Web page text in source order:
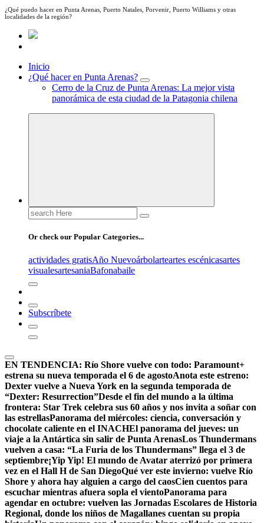
¿Qué puedo hacer en Punta Arenas, Puerto Natales, Porvenir, Puerto Williams y otras
localidades de la región?
Inicio
¿Qué hacer en Punta Arenas?
Cerro de la Cruz de Punta Arenas: La mejor vista
panorámica de esta ciudad de la Patagonia chilena
Search
for:
Or check our Popular Categories...
actividades gratisAño Nuevoárbolarteartes escénicasartes
visualesartesaniaBafonabaile
Subscríbete
EN TENDENCIA: Río Shore vuelve con todo: Paramount+
estrena su nueva temporada el 6 de agostoAnota este estreno:
Dexter vuelve a Nueva York en la segunda temporada de
“Dexter: Resurrection”Desde el fin del mundo a la última
frontera: Star Trek celebra sus 60 años y nos invita a soñar con
las estrellasPanorama del miércoles: ciencia, conversación y
chocolate caliente en el INACHEl panorama del jueves: un
viaje a la Antártica sin salir de Punta ArenasLos Thundermans
vuelven a casa: “La Furia de los Thundermans” llega el 3 de
septiembre¡Yip Yip! El mundo de Avatar aterrizó por primera
vez en el Hall H de San DiegoQué ver este invierno: vuelve Río
Shore y ahora hay alguien a cargo del caosCien cuentos para
escuchar mientras afuera sopla el vientoPanorama para
agendar en octubre: vuelven las Jornadas Escolares de Historia
Regional, donde los niños de Magallanes cuentan su propia